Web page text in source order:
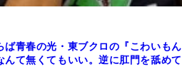
ば青春の光・東ブクロの『こわいもん
んて無くてもいい。逆に肛門を舐めて